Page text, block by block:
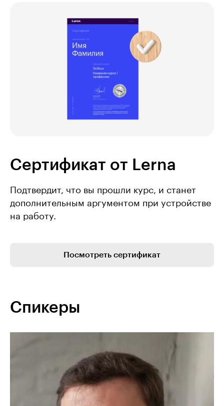
Сертификат от Lerna
Подтвердит, что вы прошли курс, и станет
дополнительным аргументом при устройстве
на работу.
Посмотреть сертификат
Спикеры